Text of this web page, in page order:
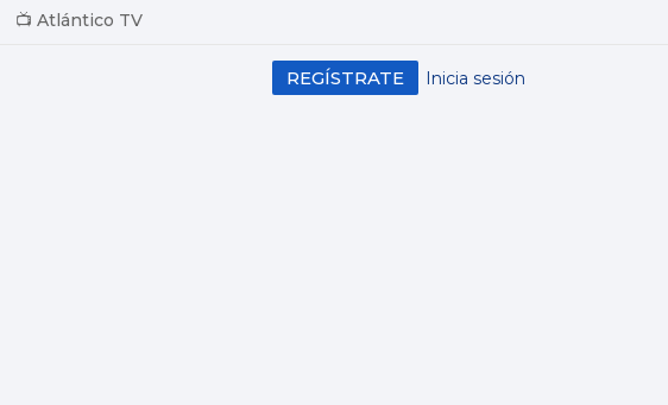
📺 Atlántico TV
Inicia sesión
REGÍSTRATE